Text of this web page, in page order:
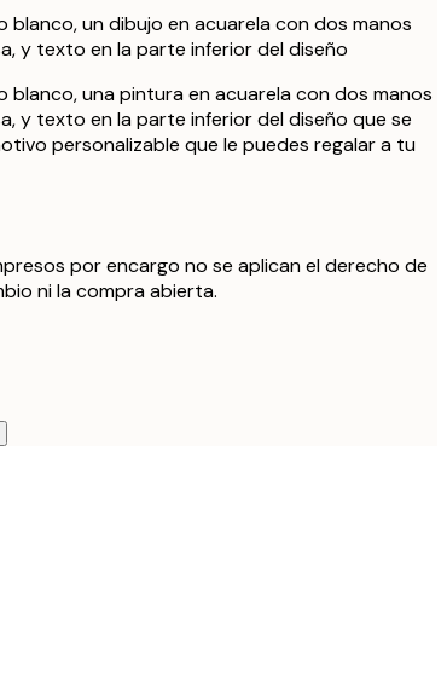
un dibujo en acuarela con dos manos
y texto en la parte inferior del diseño
una pintura en acuarela con dos manos
y texto en la parte inferior del diseño que se
personalizable que le puedes regalar a tu
por encargo no se aplican el derecho de
ni la compra abierta.